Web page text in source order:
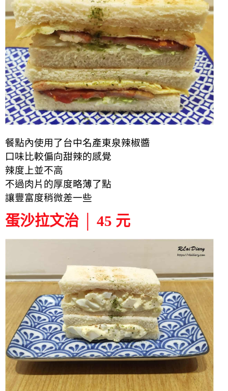
餐點內使用了台中名產東泉辣椒醬
口味比較偏向甜辣的感覺
辣度上並不高
不過肉片的厚度略薄了點
讓豐富度稍微差一些
蛋沙拉文治 │ 45 元